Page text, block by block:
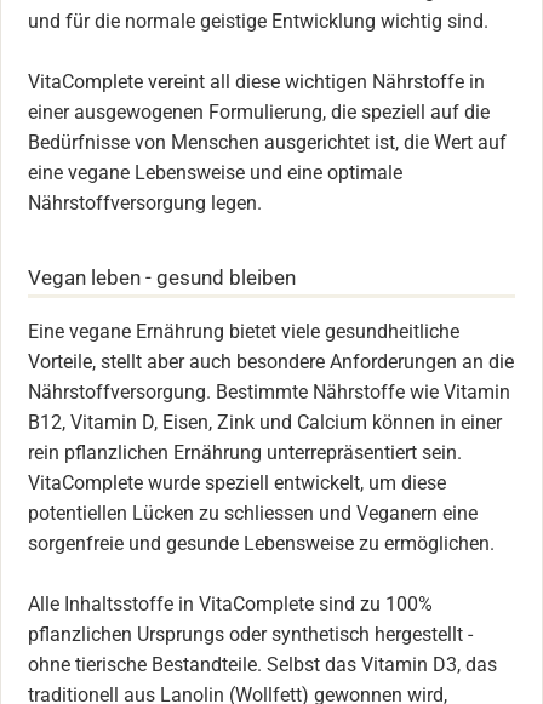
und für die normale geistige Entwicklung wichtig sind.
VitaComplete vereint all diese wichtigen Nährstoffe in
einer ausgewogenen Formulierung, die speziell auf die
Bedürfnisse von Menschen ausgerichtet ist, die Wert auf
eine vegane Lebensweise und eine optimale
Nährstoffversorgung legen.
Vegan leben - gesund bleiben
Eine vegane Ernährung bietet viele gesundheitliche
Vorteile, stellt aber auch besondere Anforderungen an die
Nährstoffversorgung. Bestimmte Nährstoffe wie Vitamin
B12, Vitamin D, Eisen, Zink und Calcium können in einer
rein pflanzlichen Ernährung unterrepräsentiert sein.
VitaComplete wurde speziell entwickelt, um diese
potentiellen Lücken zu schliessen und Veganern eine
sorgenfreie und gesunde Lebensweise zu ermöglichen.
Alle Inhaltsstoffe in VitaComplete sind zu 100%
pflanzlichen Ursprungs oder synthetisch hergestellt -
ohne tierische Bestandteile. Selbst das Vitamin D3, das
traditionell aus Lanolin (Wollfett) gewonnen wird,